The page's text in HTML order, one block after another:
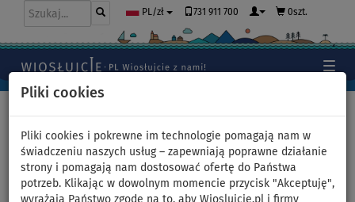
Pliki cookies
Pliki cookies i pokrewne im technologie pomagają nam w
świadczeniu naszych usług – zapewniają poprawne działanie
strony i pomagają nam dostosować ofertę do Państwa
potrzeb. Klikając w dowolnym momencie przycisk "Akceptuję",
wyrażają Państwo zgodę na to, aby Wioslujcie.pl i firmy
PL/zł 731 911 700 0szt.
Czapka z daszkiem snapback